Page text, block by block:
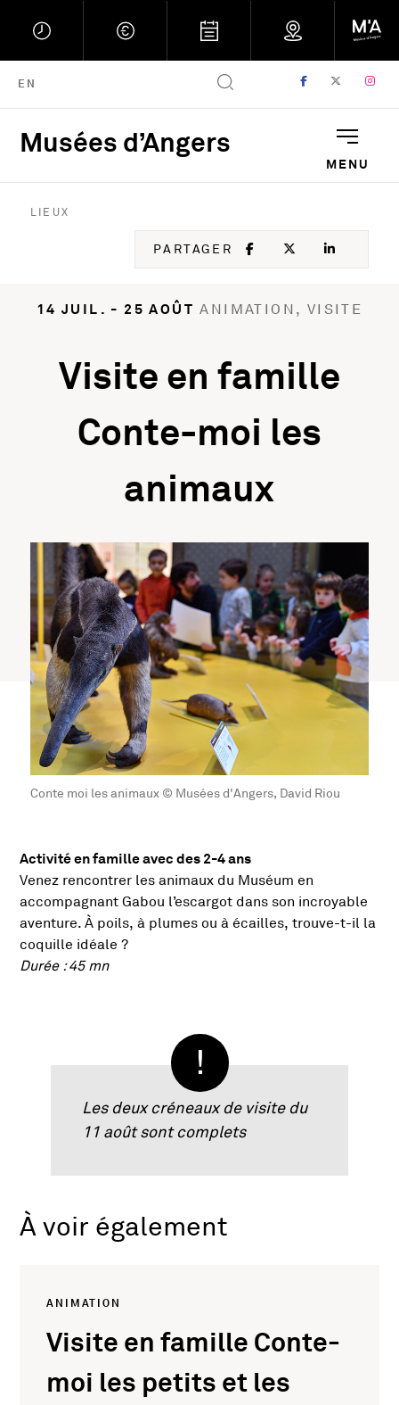
EN FACEBOOK
, OUVRETWITTER
,
Musées d’Angers Musées d'Angers :
MENU
LIEUX
PARTAGER FACEBOOK
, OUVRE UNE
TWITTER
, OUVRE
14 JUIL. - 25 AOÛT ANIMATION, VISITE
Visite en famille
Conte-moi les
animaux
Conte moi les animaux © Musées d'Angers, David Riou
Présentation de l'activité
Activité en famille avec des 2-4 ans
Venez rencontrer les animaux du Muséum en
accompagnant Gabou l’escargot dans son incroyable
aventure. À poils, à plumes ou à écailles, trouve-t-il la
coquille idéale ?
Durée : 45 mn
Les deux créneaux de visite du
11 août sont complets
À voir également
ANIMATION
Visite en famille Conte-
moi les petits et les